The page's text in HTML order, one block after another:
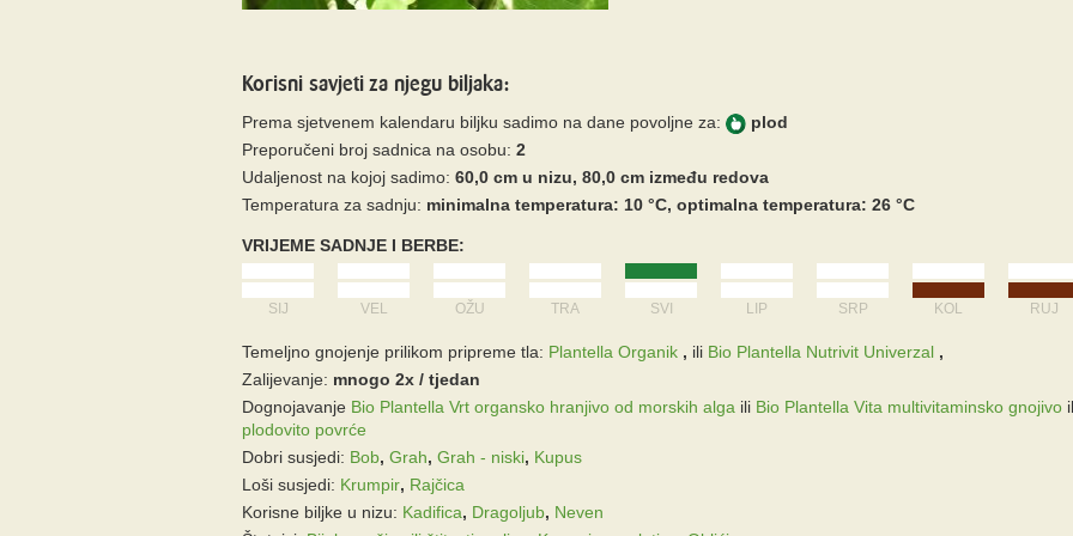
Korisni savjeti za njegu biljaka:
Prema sjetvenem kalendaru biljku sadimo na dane povoljne za:
plod
Preporučeni broj sadnica na osobu: 2
Udaljenost na kojoj sadimo: 60,0 cm u nizu, 80,0 cm između redova
Temperatura za sadnju: minimalna temperatura: 10 °C, optimalna temperatura: 26 °C
VRIJEME SADNJE I BERBE:
SIJ VEL OŽU TRA SVI LIP SRP KOL RUJ
Temeljno gnojenje prilikom pripreme tla: Plantella Organik , ili Bio Plantella Nutrivit Univerzal ,
Zalijevanje: mnogo 2x / tjedan
Dognojavanje Bio Plantella Vrt organsko hranjivo od morskih alga ili Bio Plantella Vita multivitaminsko gnojivo
plodovito povrće
Dobri susjedi: Bob, Grah, Grah - niski, Kupus
Loši susjedi: Krumpir, Rajčica
Korisne biljke u nizu: Kadifica, Dragoljub, Neven